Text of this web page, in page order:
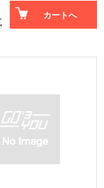
カートへ